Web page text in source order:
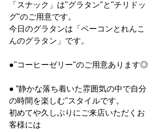
「スナック」は"グラタン"と"チリドッ
グ"のご用意です。
今日のグラタンは「ベーコンとれんこ
んのグラタン」です。
●"コーヒーゼリー"のご用意あります◎
● ”静かな落ち着いた雰囲気の中で自分
の時間を楽しむ"スタイルです。
初めてや久しぶりにご来店いただくお
客様には